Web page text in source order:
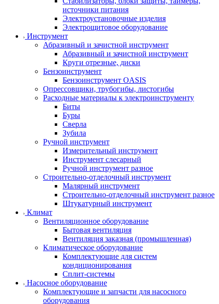
источники питания
Электроустановочные изделия
Электрощитовое оборудование
Инструмент
Абразивный и зачистной инструмент
Абразивный и зачистной инструмент
Круги отрезные, диски
Бензоинструмент
Бензоинструмент OASIS
Опрессовщики, трубогибы, листогибы
Расходные материалы к электроинструменту
Биты
Буры
Сверла
Зубила
Ручной инструмент
Измерительный инструмент
Инструмент слесарный
Ручной инструмент разное
Строительно-отделочный инструмент
Малярный инструмент
Строительно-отделочный инструмент разное
Штукатурный инструмент
Климат
Вентиляционное оборудование
Бытовая вентиляция
Вентиляция заказная (промышленная)
Климатическое оборудование
Комплектующие для систем
кондиционирования
Сплит-системы
Насосное оборудование
Комплектующие и запчасти для насосного
оборудования